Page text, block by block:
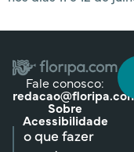
Fale conosco:
Sobre
Acessibilidade
o que fazer